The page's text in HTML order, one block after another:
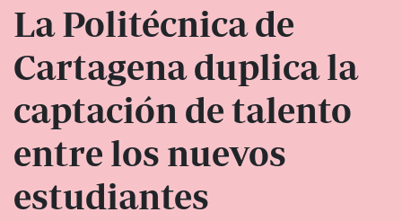
La Politécnica de
Cartagena duplica la
captación de talento
entre los nuevos
estudiantes